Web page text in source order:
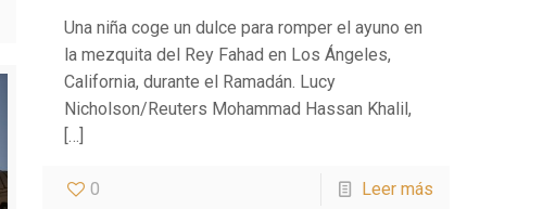
Una niña coge un dulce para romper el ayuno en
la mezquita del Rey Fahad en Los Ángeles,
California, durante el Ramadán. Lucy
Nicholson/Reuters Mohammad Hassan Khalil,
[…]
0 Leer más